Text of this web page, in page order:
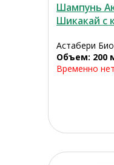
Шампунь
Шикакай с
Астабери
Объем: 200
Временно нет